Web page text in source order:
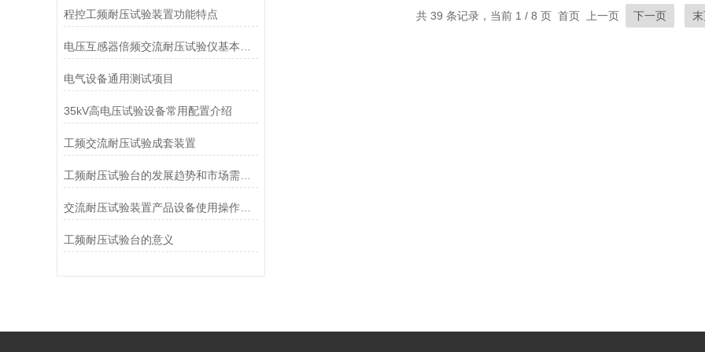
程控工频耐压试验装置功能特点
电气设备通用测试项目
35kV高电压试验设备常用配置介绍
工频交流耐压试验成套装置
工频耐压试验台的发展趋势和市场需求分析
交流耐压试验装置产品设备使用操作的技术特点指标
工频耐压试验台的意义
共 39 条记录，当前 1 / 8 页 首页 上一页 下一页